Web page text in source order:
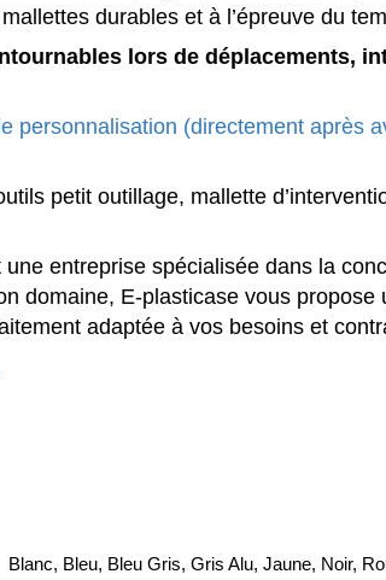
durables et à l’épreuve du
lors de déplacements,
personnalisation (directement après
petit outillage, mallette
entreprise spécialisée dans la
domaine, E-plasticase vous propose
adaptée à vos besoins et
Blanc, Bleu, Bleu Gris, Gris Alu, Jaune, Noir,